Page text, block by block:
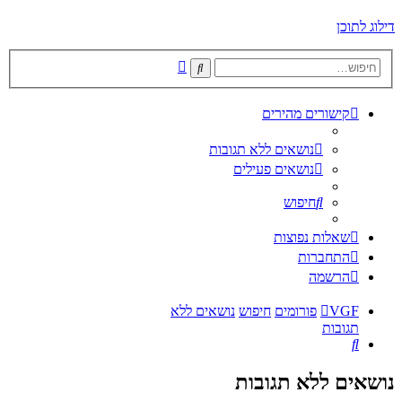
דילוג לתוכן
חיפוש
קישורים מהירים
נושאים ללא תגובות
נושאים פעילים
חיפוש
שאלות נפוצות
התחברות
הרשמה
VGF פורומים חיפוש נושאים ללא
תגובות
חיפוש
נושאים ללא תגובות